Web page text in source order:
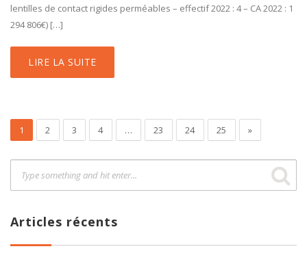
lentilles de contact rigides perméables – effectif 2022 : 4 – CA 2022 : 1
294 806€) […]
LIRE LA SUITE
1 2 3 4 … 23 24 25 »
Articles récents